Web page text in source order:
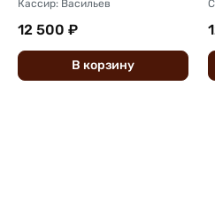
Кассир: Васильев
12 500 ₽
В корзину